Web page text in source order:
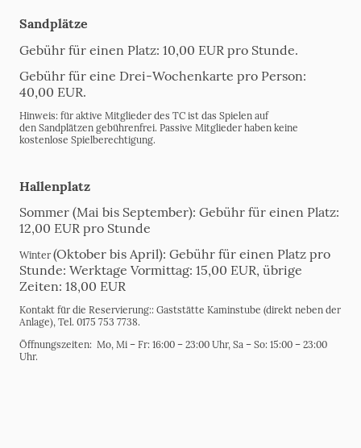
Sandplätze
Gebühr für einen Platz: 10,00 EUR pro Stunde.
Gebühr für eine Drei-Wochenkarte pro Person:
40,00 EUR.
Hinweis: für aktive Mitglieder des TC ist das Spielen auf
den Sandplätzen gebührenfrei. Passive Mitglieder haben keine
kostenlose Spielberechtigung.
Hallenplatz
Sommer (Mai bis September): Gebühr für einen Platz:
12,00 EUR pro Stunde
Winter (Oktober bis April): Gebühr für einen Platz pro
Stunde: Werktage Vormittag: 15,00 EUR, übrige
Zeiten: 18,00 EUR
Kontakt für die Reservierung:: Gaststätte Kaminstube (direkt neben der
Anlage), Tel. 0175 753 7738.
Öffnungszeiten: Mo, Mi – Fr: 16:00 – 23:00 Uhr, Sa – So: 15:00 – 23:00
Uhr.